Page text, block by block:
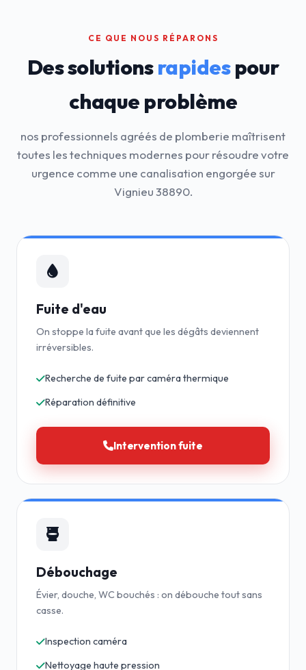
CE QUE NOUS RÉPARONS
Des solutionsrapidespour
chaque problème
nos professionnels agréés de plomberie maîtrisent
toutes les techniques modernes pour résoudre votre
urgence comme une canalisation engorgée sur
Vignieu 38890.
Fuite d'eau
On stoppe la fuite avant que les dégâts deviennent
irréversibles.
Recherche de fuite par caméra thermique
Réparation définitive
Intervention fuite
Débouchage
Évier, douche, WC bouchés : on débouche tout sans
casse.
Inspection caméra
Nettoyage haute pression